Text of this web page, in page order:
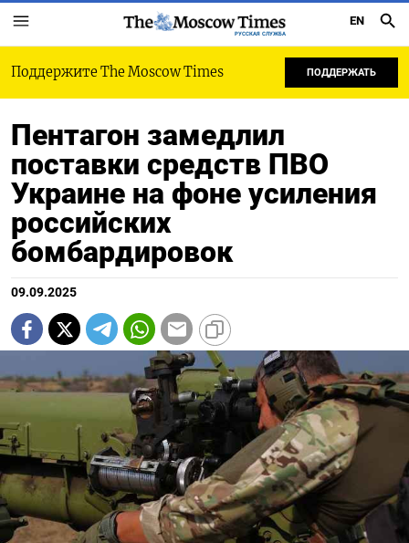
РУССКАЯ СЛУЖБА
EN
Поддержите The Moscow Times ПОДДЕРЖАТЬ
Пентагон замедлил
поставки средств ПВО
Украине на фоне усиления
российских
бомбардировок
09.09.2025